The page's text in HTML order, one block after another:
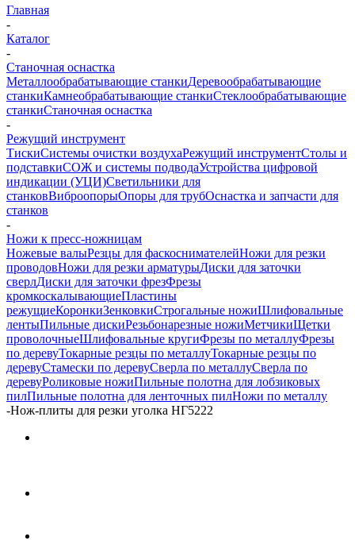
Главная
-
Каталог
-
Станочная оснастка
Металлообрабатывающие станкиДеревообрабатывающие
станкиКамнеобрабатывающие станкиСтеклообрабатывающие
станкиСтаночная оснастка
-
Режущий инструмент
ТискиСистемы очистки воздухаРежущий инструментСтолы и
подставкиСОЖ и системы подводаУстройства цифровой
индикации (УЦИ)Светильники для
станковВиброопорыОпоры для трубОснастка и запчасти для
станков
-
Ножи к пресс-ножницам
Ножевые валыРезцы для фаскоснимателейНожи для резки
проводовНожи для резки арматурыДиски для заточки
сверлДиски для заточки фрезФрезы
кромкоскалывающиеПластины
режущиеКоронкиЗенковкиСтрогальные ножиШлифовальные
лентыПильные дискиРезьбонарезные ножиМетчикиЩетки
проволочныеШлифовальные кругиФрезы по металлуФрезы
по деревуТокарные резцы по металлуТокарные резцы по
деревуСтамески по деревуСверла по металлуСверла по
деревуРоликовые ножиПильные полотна для лобзиковых
пилПильные полотна для ленточных пилНожи по металлу
-Нож-плиты для резки уголка НГ5222